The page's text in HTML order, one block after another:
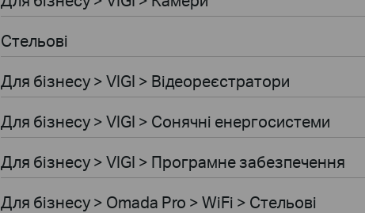
Стельові
Для бiзнесу > VIGI > Відеореєстратори
Для бiзнесу > VIGI > Сонячні енергосистеми
Для бiзнесу > VIGI > Програмне забезпечення
Для бiзнесу > Omada Pro > WiFi > Стельові